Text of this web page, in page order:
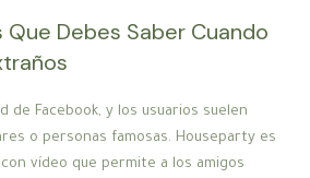
Que Debes Saber Cuando
de Facebook, y los usuarios suelen
o personas famosas. Houseparty es
vídeo que permite a los amigos